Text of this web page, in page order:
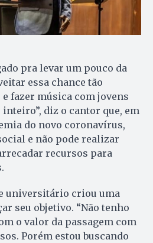
pra levar um pouco da
essa chance tão
fazer música com jovens
diz o cantor que, em
do novo coronavírus,
e não pode realizar
recursos para
universitário criou uma
seu objetivo. “Não tenho
o valor da passagem com
Porém estou buscando